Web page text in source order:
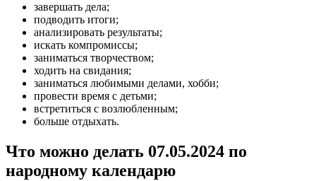
завершать дела;
подводить итоги;
анализировать результаты;
искать компромиссы;
заниматься творчеством;
ходить на свидания;
заниматься любимыми делами, хобби;
провести время с детьми;
встретиться с возлюбленным;
больше отдыхать.
Что можно делать 07.05.2024 по
народному календарю